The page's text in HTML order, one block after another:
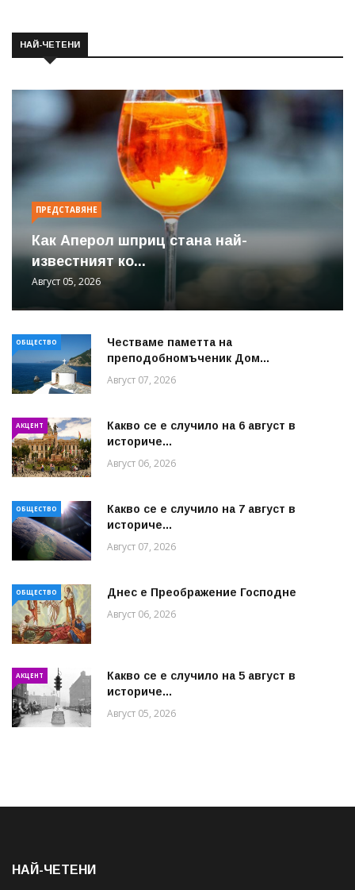
НАЙ-ЧЕТЕНИ
ПРЕДСТАВЯНЕ
Как Аперол шприц стана най-
известният ко...
Август 05, 2026
ОБЩЕСТВО
Честваме паметта на
преподобномъченик Дом...
Август 07, 2026
АКЦЕНТ
Какво се е случило на 6 август в
историче...
Август 06, 2026
ОБЩЕСТВО
Какво се е случило на 7 август в
историче...
Август 07, 2026
ОБЩЕСТВО Днес е Преображение Господне
Август 06, 2026
АКЦЕНТ
Какво се е случило на 5 август в
историче...
Август 05, 2026
НАЙ-ЧЕТЕНИ